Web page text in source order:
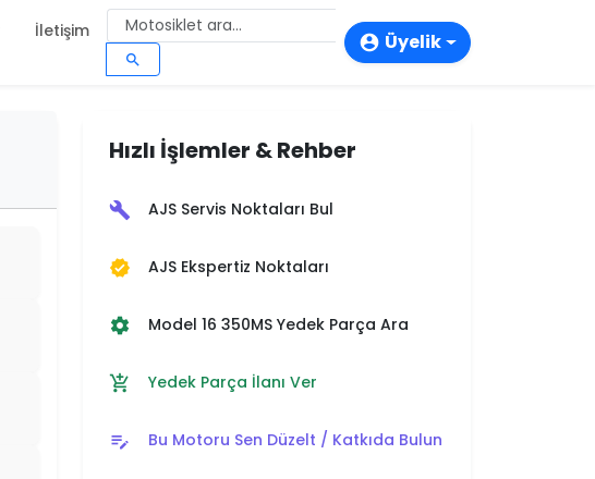
İletişim
search
account_circle Üyelik
Hızlı İşlemler & Rehber
build AJS Servis Noktaları Bul
verified AJS Ekspertiz Noktaları
settings Model 16 350MS Yedek Parça Ara
add_shopping_cart Yedek Parça İlanı Ver
edit_note Bu Motoru Sen Düzelt / Katkıda Bulun